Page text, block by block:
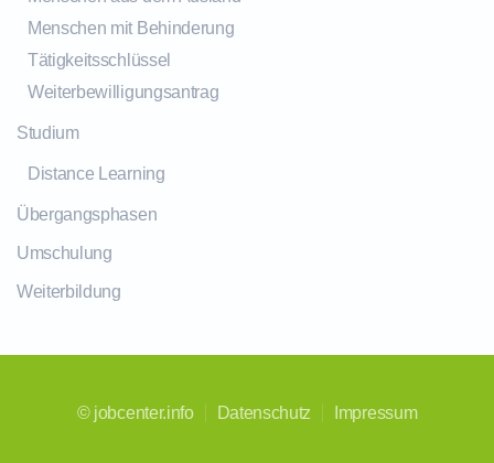
Menschen mit Behinderung
Tätigkeitsschlüssel
Weiterbewilligungsantrag
Studium
Distance Learning
Übergangsphasen
Umschulung
Weiterbildung
© jobcenter.info Datenschutz Impressum